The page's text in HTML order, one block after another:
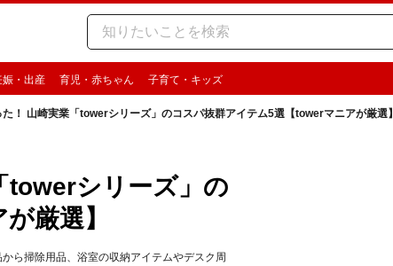
娠・出産 育児・赤ちゃん 子育て・キッズ
！ 山崎実業「towerシリーズ」のコスパ抜群アイテム5選【towerマニアが厳選】
towerシリーズ」の
厳選】
ら掃除用品、浴室の収納アイテムやデスク周